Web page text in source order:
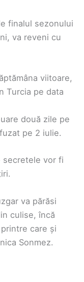
finalul sezonului
va reveni cu
viitoare,
Turcia pe data
două zile pe
pe 2 iulie.
secretele vor fi
va părăsi
culise, încă
care și
Sonmez.